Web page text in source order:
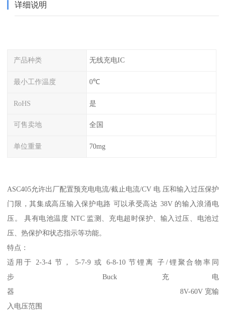
详细说明
产品种类 无线充电IC
最小工作温度 0℃
RoHS 是
可售卖地 全国
单位重量 70mg
ASC405允许出厂配置预充电电流/截止电流/CV 电 压和输入过压保护
门限，其集成高压输入保护电路 可以承受高达 38V 的输入浪涌电
压。 具有电池温度 NTC 监测、充电超时保护、输入过压、电池过
压、热保护和状态指示等功能。
特点：
适用于 2-3-4 节， 5-7-9 或 6-8-10 节锂离 子/锂聚合物率同
步 Buck 充电
器 8V-60V 宽输
入电压范围